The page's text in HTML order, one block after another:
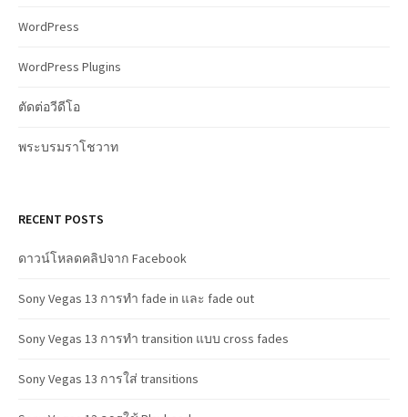
WordPress
WordPress Plugins
ตัดต่อวีดีโอ
พระบรมราโชวาท
RECENT POSTS
ดาวน์โหลดคลิปจาก Facebook
Sony Vegas 13 การทำ fade in และ fade out
Sony Vegas 13 การทำ transition แบบ cross fades
Sony Vegas 13 การใส่ transitions